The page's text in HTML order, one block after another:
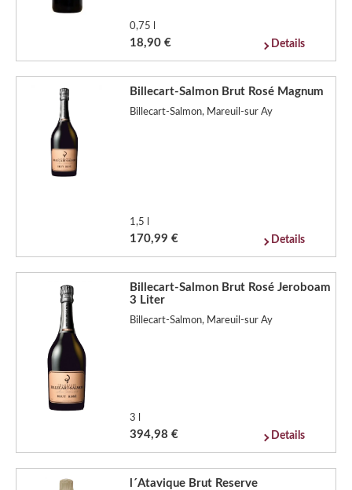
0,75 l
18,90 € Details
Billecart-Salmon Brut Rosé Magnum
Billecart-Salmon, Mareuil-sur Ay
1,5 l
170,99 € Details
Billecart-Salmon Brut Rosé Jeroboam
3 Liter
Billecart-Salmon, Mareuil-sur Ay
3 l
394,98 € Details
l´Atavique Brut Reserve